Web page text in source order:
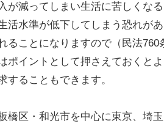
が減ってしまい生活に苦しくな
活水準が低下してしまう恐れが
ることになりますので（民法
ポイントとして押さえておくと
ることもできます。
橋区・和光市を中心に東京、埼